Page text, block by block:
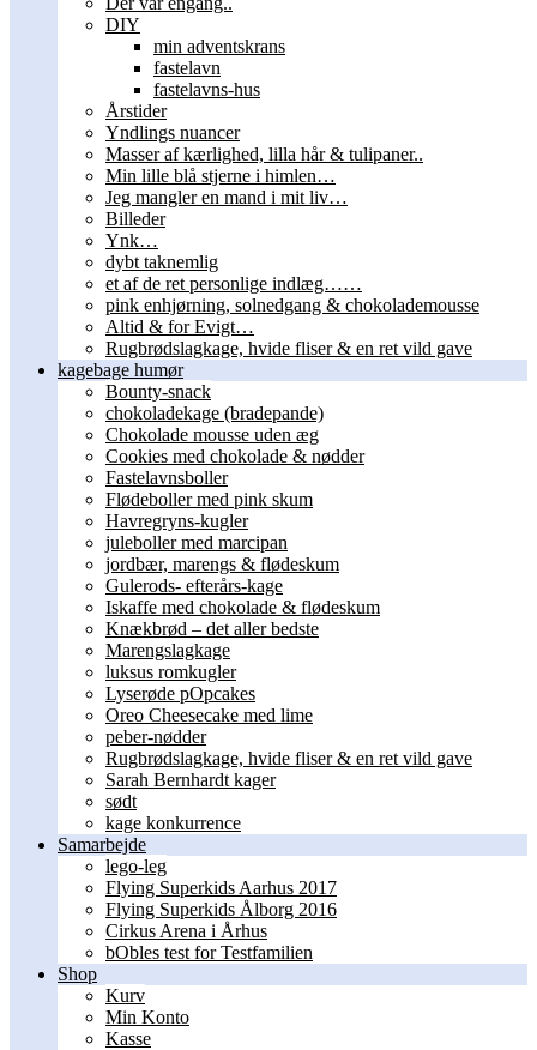
DIY
min adventskrans
fastelavn
fastelavns-hus
Årstider
Yndlings nuancer
Masser af kærlighed, lilla hår & tulipaner..
Min lille blå stjerne i himlen…
Jeg mangler en mand i mit liv…
Billeder
Ynk…
dybt taknemlig
et af de ret personlige indlæg……
pink enhjørning, solnedgang & chokolademousse
Altid & for Evigt…
Rugbrødslagkage, hvide fliser & en ret vild gave
kagebage humør
Bounty-snack
chokoladekage (bradepande)
Chokolade mousse uden æg
Cookies med chokolade & nødder
Fastelavnsboller
Flødeboller med pink skum
Havregryns-kugler
juleboller med marcipan
jordbær, marengs & flødeskum
Gulerods- efterårs-kage
Iskaffe med chokolade & flødeskum
Knækbrød – det aller bedste
Marengslagkage
luksus romkugler
Lyserøde pOpcakes
Oreo Cheesecake med lime
peber-nødder
Rugbrødslagkage, hvide fliser & en ret vild gave
Sarah Bernhardt kager
sødt
kage konkurrence
Samarbejde
lego-leg
Flying Superkids Aarhus 2017
Flying Superkids Ålborg 2016
Cirkus Arena i Århus
bObles test for Testfamilien
Shop
Kurv
Min Konto
Kasse